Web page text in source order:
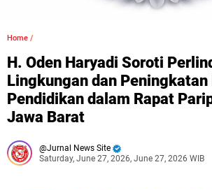
Home /
H. Oden Haryadi Soroti
Lingkungan dan
Pendidikan dalam Rapat
Jawa Barat
Jurnal News Site
Saturday, June 27, 2026, June 27, 2026 WIB